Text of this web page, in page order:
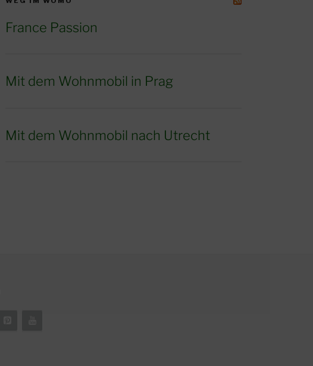
France Passion
Mit dem Wohnmobil in Prag
Mit dem Wohnmobil nach Utrecht